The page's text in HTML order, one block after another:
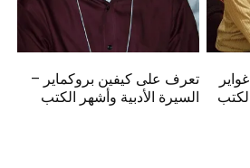
تعرف على كيفين بروكماير –
السيرة الأدبية وأشهر الكتب